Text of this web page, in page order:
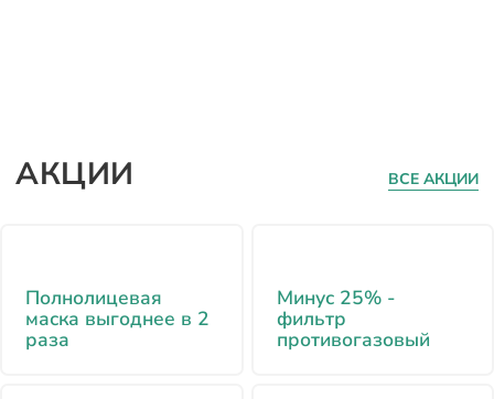
АКЦИИ ВСЕ АКЦИИ
Полнолицевая
маска выгоднее в 2
раза
Минус 25% -
фильтр
противогазовый